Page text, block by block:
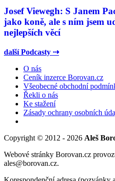
Josef Viewegh: S Janem
jako koně, ale s ním jsem
nejlepších věcí
další Podcasty ⇢
O nás
Ceník inzerce Borovan.cz
Všeobecné obchodní
Řekli o nás
Ke stažení
Zásady ochrany osobních
Copyright © 2012 - 2026 Aleš
Webové stránky Borovan.cz
ales@borovan.cz.